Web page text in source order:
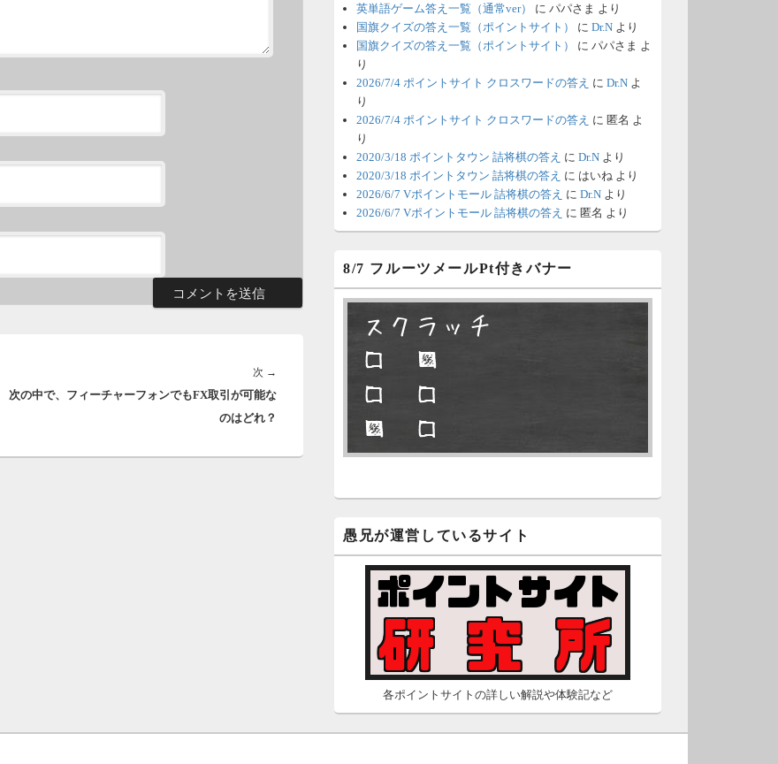
次 →
の
次の中で、フィーチャーフォンでもFX取引が可能な
のはどれ？
6/18 1:39 （Dr.N）
時間の都合が付かないため、6月18
日の更新は休みます。申し訳あり
ません。
6/8 4:39 （Dr.N）
Vポイントモールが6：00までメン
テナンスとのことなので、本日分
の更新は難しいかもしれません。
明日、6月7日分の更新は昼頃にな
ってしまいそうです。申し訳ござ
いません。
6/2 10:04
永久不滅.comの本日分の更新が完
了しました。
6/2 2:22（Dr.N）
新は難しいかもしれません。
5/26 2:52（Dr.N）
時間の都合が付かないため、5月26
日の更新は休みます。申し訳あり
ません。
5/23 16:32（Dr.N）
英単語ゲーム答え一覧（通常ver）
に パパさま より
国旗クイズの答え一覧（ポイントサイト）
に Dr.N より
国旗クイズの答え一覧（ポイントサイト）
に パパさま よ
り
2026/7/4 ポイントサイト クロスワードの答え に Dr.N よ
り
2026/7/4 ポイントサイト クロスワードの答え に 匿名 よ
り
2020/3/18 ポイントタウン 詰将棋の答え に Dr.N より
2020/3/18 ポイントタウン 詰将棋の答え に はいね より
2026/6/7 Vポイントモール 詰将棋の答え に Dr.N より
2026/6/7 Vポイントモール 詰将棋の答え に 匿名 より
8/7 フルーツメールPt付きバナー
スクラッチ
□ ■
□ □
■ □
□ □
■ □
□ ■
愚兄が運営しているサイト
各ポイントサイトの詳しい解説や体験記など